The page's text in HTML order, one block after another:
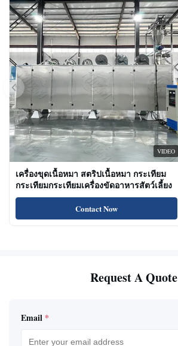
VIDEO
เครื่องขุดเนื้อหมา สตริปเนื้อหมา กระเทียม
กระเทียมกระเทียมเครื่องขัดอาหารสัตว์เลี้ยง
Contact Now
Request A Quote
Email *